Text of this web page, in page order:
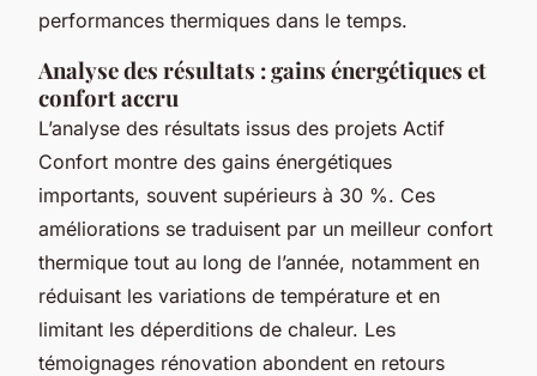
performances thermiques dans le temps.
Analyse des résultats : gains énergétiques et
confort accru
L’analyse des résultats issus des projets Actif
Confort montre des gains énergétiques
importants, souvent supérieurs à 30 %. Ces
améliorations se traduisent par un meilleur confort
thermique tout au long de l’année, notamment en
réduisant les variations de température et en
limitant les déperditions de chaleur. Les
témoignages rénovation abondent en retours